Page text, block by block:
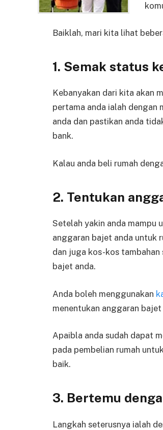
Baiklah, mari kita lihat
1. Semak status
Kebanyakan dari kita akan
pertama anda ialah dengan
anda dan pastikan anda
bank.
Kalau anda beli rumah
2. Tentukan
Setelah yakin anda mampu
anggaran bajet anda untuk
dan juga kos-kos
bajet anda.
Anda boleh menggunakan
menentukan anggaran bajet
Apaibla anda sudah dapat
pada pembelian rumah
baik.
3. Bertemu
Langkah seterusnya ialah